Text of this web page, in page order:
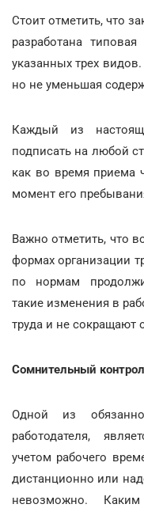
Стоит отметить, что
разработана
указанных трех
но не уменьшая
Каждый из
подписать на любой
как во время приема
момент его
Важно отметить, что
формах организации
по нормам
такие изменения в
труда и не сокращают
Сомнительный
Одной из
работодателя,
учетом рабочего
дистанционно или
невозможно.